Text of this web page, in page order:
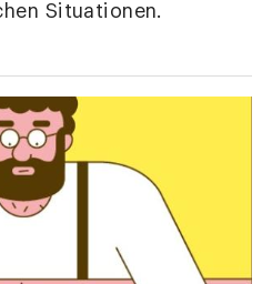
Situationen.